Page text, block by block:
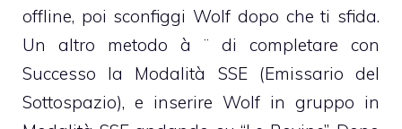
offline, poi sconfiggi Wolf dopo che ti sfida.
Un altro metodo à ¨ di completare con
Successo la Modalità SSE (Emissario del
Sottospazio), e inserire Wolf in gruppo in